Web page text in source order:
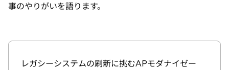
事のやりがいを語ります。
レガシーシステムの刷新に挑むAPモダナイゼー